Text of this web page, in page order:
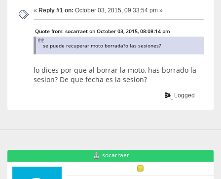
« Reply #1 on: October 03, 2015, 09:33:54 pm »
Quote from: socarraet on October 03, 2015, 08:08:14 pm
se puede recuperar moto borrada?o las sesiones?
lo dices por que al borrar la moto, has borrado la
sesion? De que fecha es la sesion?
Logged
socarraet